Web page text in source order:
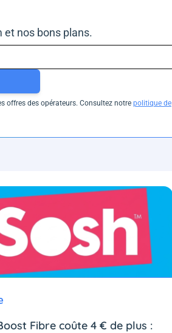
et nos bons plans.
offres des opérateurs. Consultez notre politique de
Fibre coûte 4 € de plus :